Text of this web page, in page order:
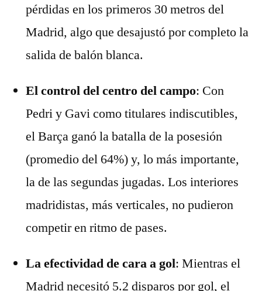
pérdidas en los primeros 30 metros del
Madrid, algo que desajustó por completo la
salida de balón blanca.
El control del centro del campo: Con
Pedri y Gavi como titulares indiscutibles,
el Barça ganó la batalla de la posesión
(promedio del 64%) y, lo más importante,
la de las segundas jugadas. Los interiores
madridistas, más verticales, no pudieron
competir en ritmo de pases.
La efectividad de cara a gol: Mientras el
Madrid necesitó 5.2 disparos por gol, el